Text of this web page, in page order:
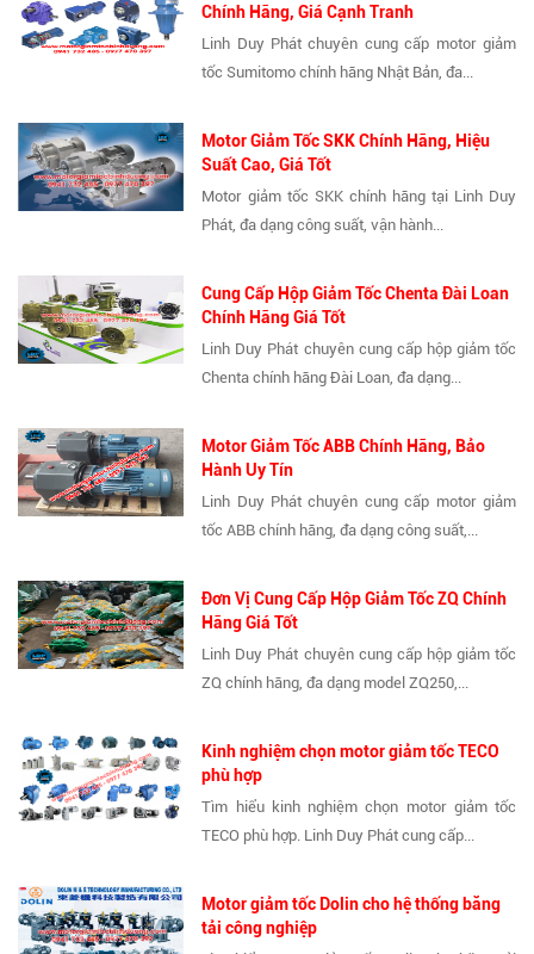
Chính Hãng, Giá Cạnh Tranh
Linh Duy Phát chuyên cung cấp motor giảm
tốc Sumitomo chính hãng Nhật Bản, đa...
Motor Giảm Tốc SKK Chính Hãng, Hiệu
Suất Cao, Giá Tốt
Motor giảm tốc SKK chính hãng tại Linh Duy
Phát, đa dạng công suất, vận hành...
Cung Cấp Hộp Giảm Tốc Chenta Đài Loan
Chính Hãng Giá Tốt
Linh Duy Phát chuyên cung cấp hộp giảm tốc
Chenta chính hãng Đài Loan, đa dạng...
Motor Giảm Tốc ABB Chính Hãng, Bảo
Hành Uy Tín
Linh Duy Phát chuyên cung cấp motor giảm
tốc ABB chính hãng, đa dạng công suất,...
Đơn Vị Cung Cấp Hộp Giảm Tốc ZQ Chính
Hãng Giá Tốt
Linh Duy Phát chuyên cung cấp hộp giảm tốc
ZQ chính hãng, đa dạng model ZQ250,...
Kinh nghiệm chọn motor giảm tốc TECO
phù hợp
Tìm hiểu kinh nghiệm chọn motor giảm tốc
TECO phù hợp. Linh Duy Phát cung cấp...
Motor giảm tốc Dolin cho hệ thống băng
tải công nghiệp